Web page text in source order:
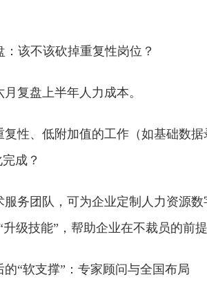
：该不该砍掉重复性岗位？
复盘上半年人力成本。
复性、低附加值的工作（如基础数
成？
服务团队，可为企业定制人力资源
级技能”，帮助企业在不裁员的前
“软支撑”：专家顾问与全国布局